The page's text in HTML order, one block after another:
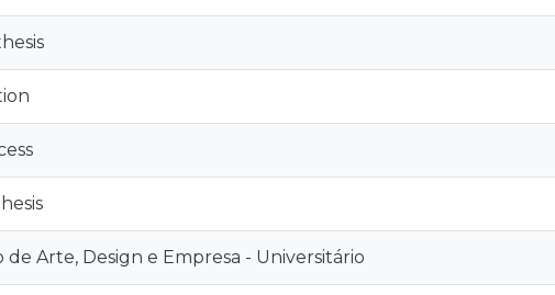
Arte, Design e Empresa - Universitário